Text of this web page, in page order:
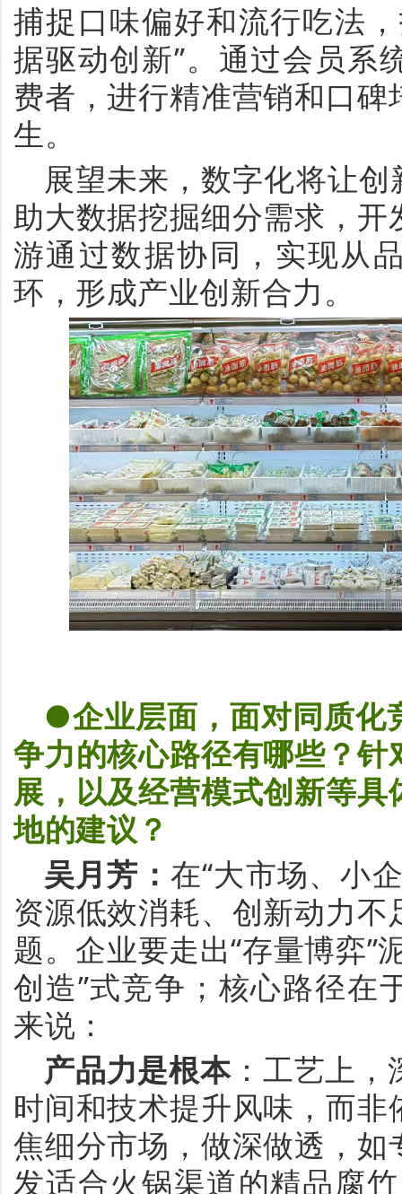
捕捉口味偏好和流行吃法
据驱动创新”。通过会员系
费者，进行精准营销和口
生。
展望未来，数字化将让创
助大数据挖掘细分需求，
游通过数据协同，实现从
环，形成产业创新合力。
●企业层面，面对同质化
争力的核心路径有哪些？
展，以及经营模式创新等具
地的建议？
吴月芳 ： 在“大市场、小
资源低效消耗、创新动力
题。企业要走出“存量博弈”
创造”式竞争；核心路径在
来说：
产品力是根本：工艺上，
时间和技术提升风味，而
焦细分市场，做深做透，
发适合火锅渠道的精品腐